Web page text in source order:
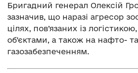
Бригадний генерал Олексій
зазначив, що наразі агресор
цілях, пов’язаних із
об’єктами, а також на нафто- та
газозабезпеченням.